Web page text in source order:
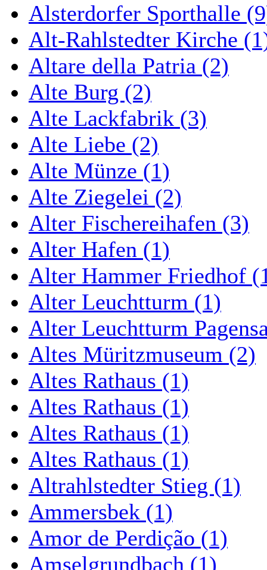
Alsterdorfer Sporthalle
Alt-Rahlstedter Kirche
Altare della Patria (2)
Alte Burg (2)
Alte Lackfabrik (3)
Alte Liebe (2)
Alte Münze (1)
Alte Ziegelei (2)
Alter Fischereihafen (3)
Alter Hafen (1)
Alter Hammer Friedhof
Alter Leuchtturm (1)
Alter Leuchtturm
Altes Müritzmuseum (2)
Altes Rathaus (1)
Altes Rathaus (1)
Altes Rathaus (1)
Altes Rathaus (1)
Altrahlstedter Stieg (1)
Ammersbek (1)
Amor de Perdição (1)
Amselgrundbach (1)